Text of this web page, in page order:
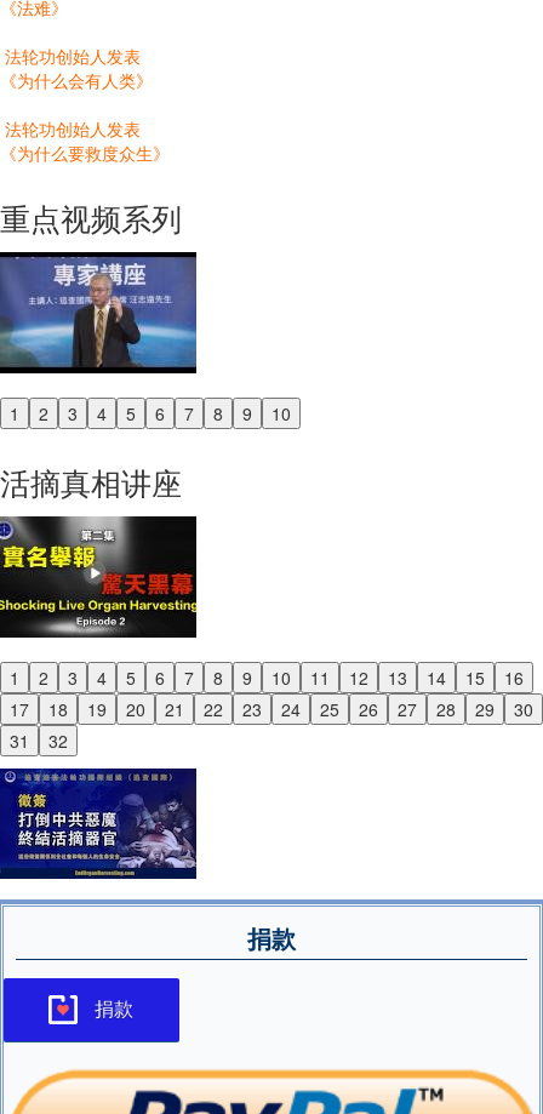
《法难》
法轮功创始人发表
《为什么会有人类》
法轮功创始人发表
《为什么要救度众生》
重点视频系列
1 2 3 4 5 6 7 8 9 10
Previous
活摘真相讲座
1 2 3 4 5 6 7 8 9 10 11 12 13 14 15
16
17
18 19 20 21 22 23 24 25 26 27 28 29
30
31
32
Previous
Next
捐款
捐款